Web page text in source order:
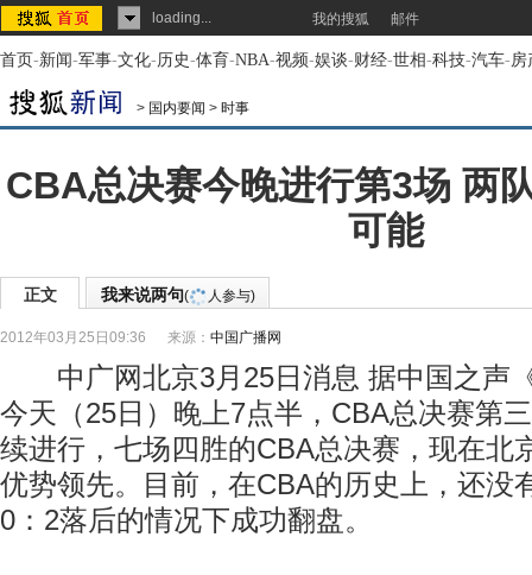
loading... 我的搜狐 邮件
首页-新闻-军事-文化-历史-体育-NBA-视频-娱谈-财经-世相-科技-汽车-房
> 国内要闻 > 时事
CBA总决赛今晚进行第3场 两
可能
正文 我来说两句( 人参与)
2012年03月25日09:36 来源： 中国广播网
中广网北京3月25日消息 据中国之声
今天（25日）晚上7点半，CBA总决赛第
续进行，七场四胜的CBA总决赛，现在北
优势领先。目前，在CBA的历史上，还没
0：2落后的情况下成功翻盘。